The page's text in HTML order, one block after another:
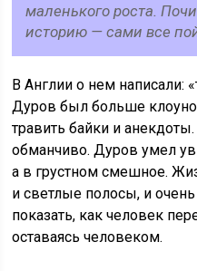
маленького роста.
историю — сами все
В Англии о нем написали:
Дуров был больше
травить байки и
обманчиво. Дуров умел
а в грустном смешное.
и светлые полосы, и
показать, как человек
оставаясь человеком.